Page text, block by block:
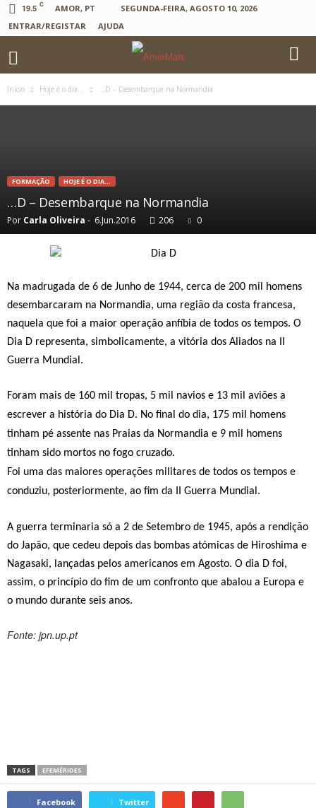
19.5 C AMOR, PT
SEGUNDA-FEIRA, AGOSTO 10, 2026
ENTRAR/REGISTAR
AJUDA
Início Hoje é o dia... …D – Desembarque na Normandia
FORMAÇÃO HOJE É O DIA...
…D – Desembarque na Normandia
Por Carla Oliveira - 6.Jun.2016 206 0
Na madrugada de 6 de Junho de 1944, cerca de 200 mil homens
desembarcaram na Normandia, uma região da costa francesa,
naquela que foi a maior operação anfíbia de todos os tempos. O
Dia D representa, simbolicamente, a vitória dos Aliados na II
Guerra Mundial.
Foram mais de 160 mil tropas, 5 mil navios e 13 mil aviões a
escrever a história do Dia D. No final do dia, 175 mil homens
tinham pé assente nas Praias da Normandia e 9 mil homens
tinham sido mortos no fogo cruzado.
Foi uma das maiores operações militares de todos os tempos e
conduziu, posteriormente, ao fim da II Guerra Mundial.
A guerra terminaria só a 2 de Setembro de 1945, após a rendição
do Japão, que cedeu depois das bombas atómicas de Hiroshima e
Nagasaki, lançadas pelos americanos em Agosto. O dia D foi,
assim, o princípio do fim de um confronto que abalou a Europa e
o mundo durante seis anos.
Fonte: jpn.up.pt
TAGS EFEMÉRIDES
Facebook Twitter